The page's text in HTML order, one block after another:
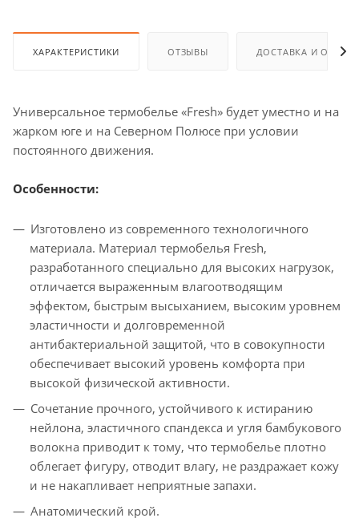
ХАРАКТЕРИСТИКИ ОТЗЫВЫ ДОСТАВКА И
Универсальное термобелье «Fresh» будет уместно и на
жарком юге и на Северном Полюсе при условии
постоянного движения.
Особенности:
Изготовлено из современного технологичного
материала. Материал термобелья Fresh,
разработанного специально для высоких нагрузок,
отличается выраженным влагоотводящим
эффектом, быстрым высыханием, высоким уровнем
эластичности и долговременной
антибактериальной защитой, что в совокупности
обеспечивает высокий уровень комфорта при
высокой физической активности.
Сочетание прочного, устойчивого к истиранию
нейлона, эластичного спандекса и угля бамбукового
волокна приводит к тому, что термобелье плотно
облегает фигуру, отводит влагу, не раздражает кожу
и не накапливает неприятные запахи.
Анатомический крой.